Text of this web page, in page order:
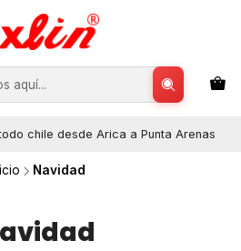
chile desde Arica a Punta Arenas
Navidad